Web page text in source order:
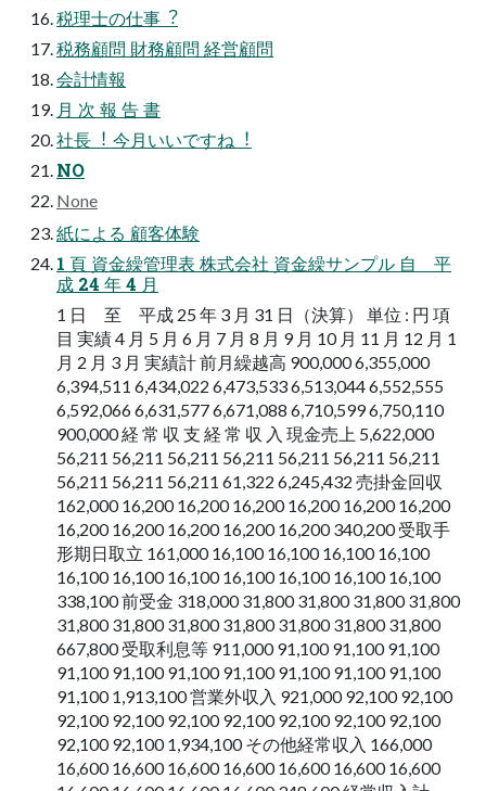
税理⼠の仕事︖
税務顧問 財務顧問 経営顧問
会計情報
⽉ 次 報 告 書
社⻑︕ 今⽉いいですね︕
NO
None
紙による 顧客体験
1 頁 資金繰管理表 株式会社 資金繰サンプル 自 平
成 24 年 4 月
1 日 至 平成 25 年 3 月 31 日（決算） 単位 : 円 項
目 実績 4 月 5 月 6 月 7 月 8 月 9 月 10 月 11 月 12 月 1
月 2 月 3 月 実績計 前月繰越高 900,000 6,355,000
6,394,511 6,434,022 6,473,533 6,513,044 6,552,555
6,592,066 6,631,577 6,671,088 6,710,599 6,750,110
900,000 経 常 収 ⽀ 経 常 収 ⼊ 現金売上 5,622,000
56,211 56,211 56,211 56,211 56,211 56,211 56,211
56,211 56,211 56,211 61,322 6,245,432 売掛金回収
162,000 16,200 16,200 16,200 16,200 16,200 16,200
16,200 16,200 16,200 16,200 16,200 340,200 受取手
形期日取立 161,000 16,100 16,100 16,100 16,100
16,100 16,100 16,100 16,100 16,100 16,100 16,100
338,100 前受金 318,000 31,800 31,800 31,800 31,800
31,800 31,800 31,800 31,800 31,800 31,800 31,800
667,800 受取利息等 911,000 91,100 91,100 91,100
91,100 91,100 91,100 91,100 91,100 91,100 91,100
91,100 1,913,100 営業外収入 921,000 92,100 92,100
92,100 92,100 92,100 92,100 92,100 92,100 92,100
92,100 92,100 1,934,100 その他経常収入 166,000
16,600 16,600 16,600 16,600 16,600 16,600 16,600